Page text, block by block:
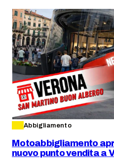
Abbigliamento
Motoabbigliamento
nuovo punto vendita a